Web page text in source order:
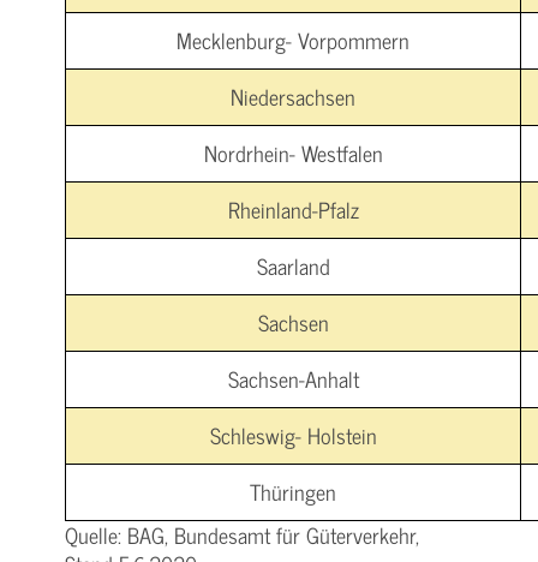
Mecklenburg- Vorpommern
Niedersachsen
Nordrhein- Westfalen
Rheinland-Pfalz
Saarland
Sachsen
Sachsen-Anhalt
Schleswig- Holstein
Thüringen
Quelle: BAG, Bundesamt für Güterverkehr,